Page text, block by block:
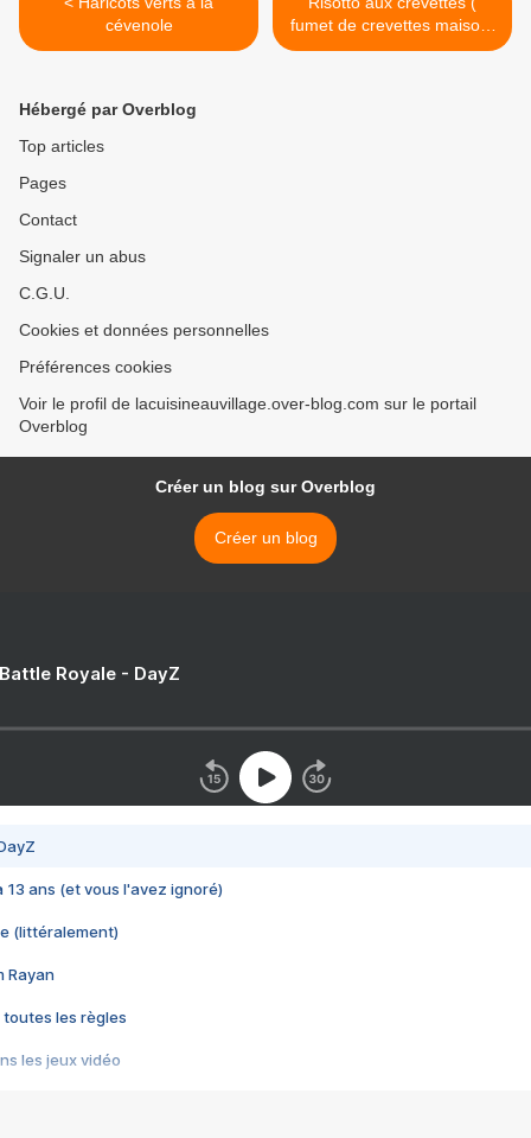
cévenole
fumet de crevettes maison)
>
Hébergé par Overblog
Top articles
Pages
Contact
Signaler un abus
C.G.U.
Cookies et données personnelles
Préférences cookies
Voir le profil de lacuisineauvillage.over-blog.com sur le portail
Overblog
Créer un blog sur Overblog
Créer un blog
Royale - DayZ
13 ans (et vous l'avez ignoré)
(littéralement)
Rayan
toutes les règles
les jeux vidéo